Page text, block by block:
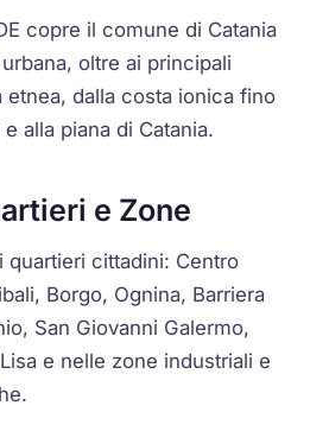
copre il comune di Catania
oltre ai principali
dalla costa ionica fino
alla piana di Catania.
e Zone
quartieri cittadini: Centro
Borgo, Ognina, Barriera
San Giovanni Galermo,
e nelle zone industriali e